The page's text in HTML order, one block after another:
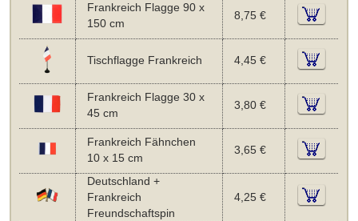
Frankreich Flagge 90 x
150 cm
8,75 €
Tischflagge Frankreich 4,45 €
Frankreich Flagge 30 x
45 cm
3,80 €
Frankreich Fähnchen
10 x 15 cm
3,65 €
Deutschland +
Frankreich
Freundschaftspin
4,25 €